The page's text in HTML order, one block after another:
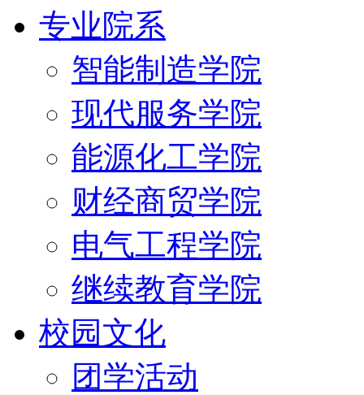
专业院系
智能制造学院
现代服务学院
能源化工学院
财经商贸学院
电气工程学院
继续教育学院
校园文化
团学活动